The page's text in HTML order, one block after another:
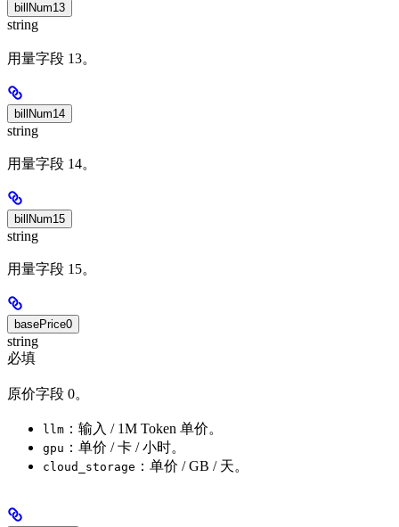
billNum13
string
用量字段 13。
billNum14
string
用量字段 14。
billNum15
string
用量字段 15。
basePrice0
string
必填
原价字段 0。
llm ：输入 / 1M Token 单价。
gpu ：单价 / 卡 / 小时。
cloud_storage ：单价 / GB / 天。